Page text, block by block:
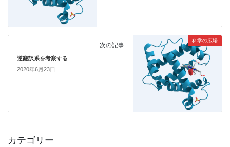
科学の広場
次の記事
逆翻訳系を考察する
2020年6月23日
カテゴリー